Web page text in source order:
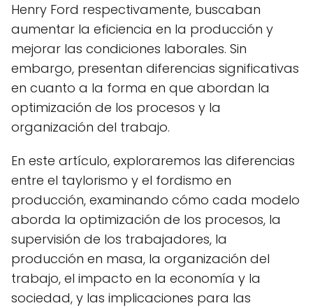
Henry Ford respectivamente, buscaban
aumentar la eficiencia en la producción y
mejorar las condiciones laborales. Sin
embargo, presentan diferencias significativas
en cuanto a la forma en que abordan la
optimización de los procesos y la
organización del trabajo.
En este artículo, exploraremos las diferencias
entre el taylorismo y el fordismo en
producción, examinando cómo cada modelo
aborda la optimización de los procesos, la
supervisión de los trabajadores, la
producción en masa, la organización del
trabajo, el impacto en la economía y la
sociedad, y las implicaciones para las